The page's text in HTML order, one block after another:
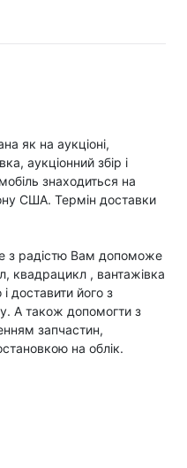
як на аукціоні,
аукціонний збір і
знаходиться на
США. Термін доставки
з радістю Вам допоможе
квадрацикл , вантажівка
доставити його з
А також допомогти з
запчастин,
на облік.